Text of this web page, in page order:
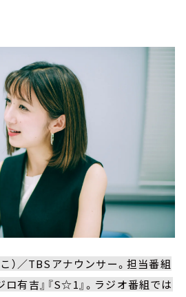
）／TBSアナウンサー。担当番組
ロ有吉』『S☆1』。ラジオ番組では